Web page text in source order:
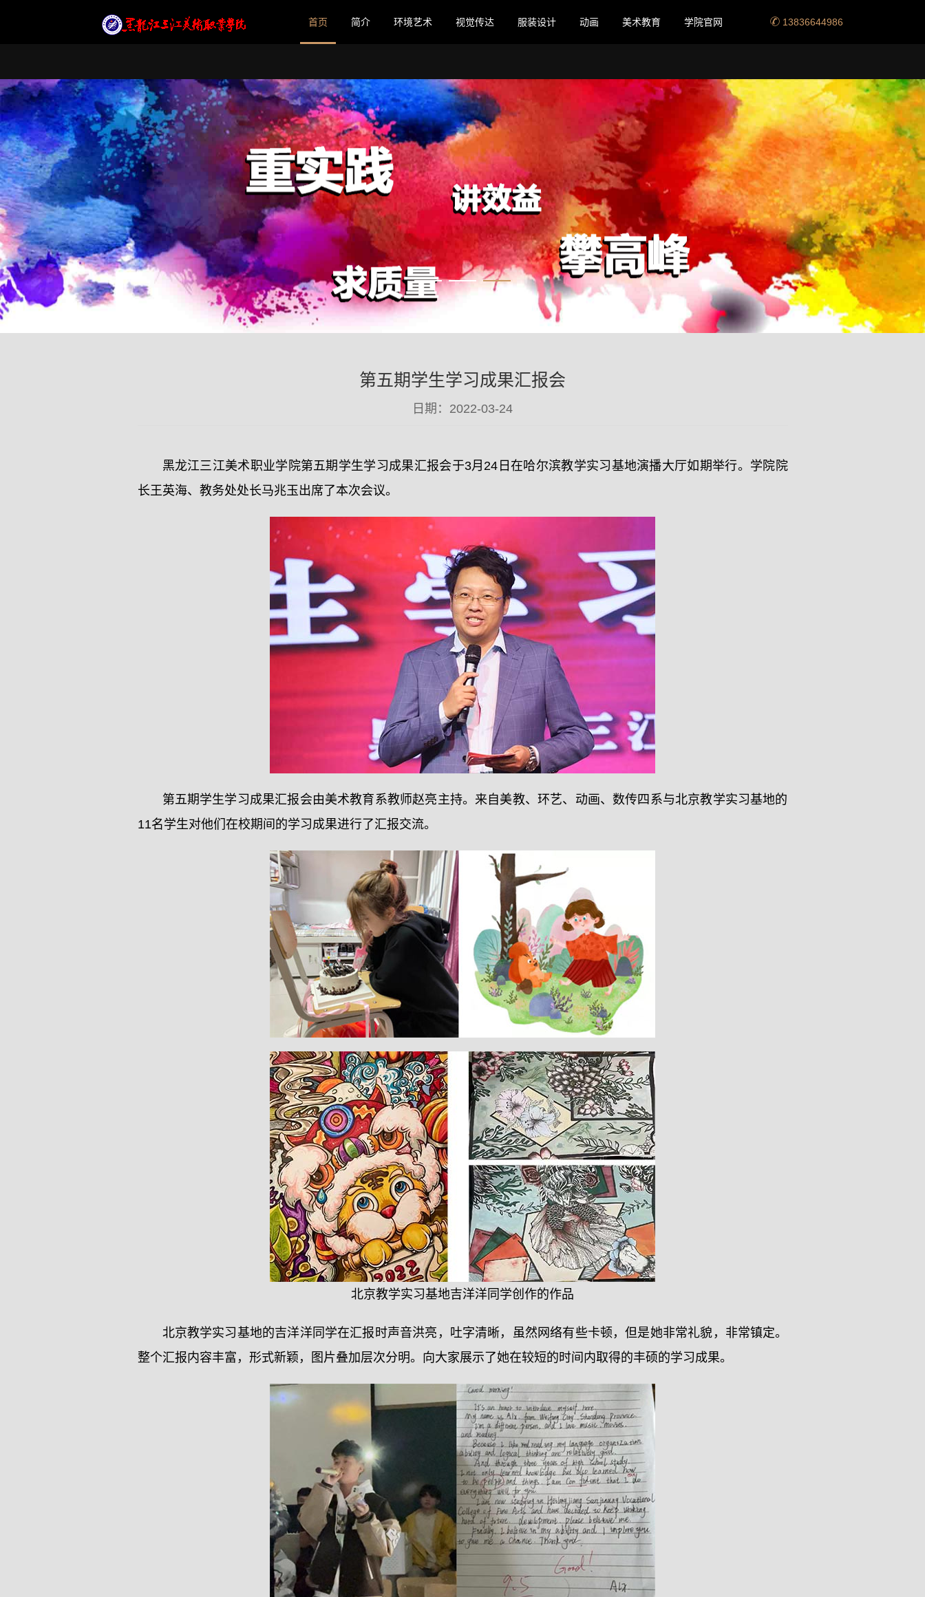
首页 简介 环境艺术 视觉传达 服装设计 动画 美术教育 学院官网 13836644986
第五期学生学习成果汇报会
日期：2022-03-24
黑龙江三江美术职业学院第五期学生学习成果汇报会于3月24日在哈尔滨教学实习基地演播大厅如期举行。学院院
长王英海、教务处处长马兆玉出席了本次会议。
第五期学生学习成果汇报会由美术教育系教师赵亮主持。来自美教、环艺、动画、数传四系与北京教学实习基地的
11名学生对他们在校期间的学习成果进行了汇报交流。
北京教学实习基地吉洋洋同学创作的作品
北京教学实习基地的吉洋洋同学在汇报时声音洪亮，吐字清晰，虽然网络有些卡顿，但是她非常礼貌，非常镇定。
整个汇报内容丰富，形式新颖，图片叠加层次分明。向大家展示了她在较短的时间内取得的丰硕的学习成果。